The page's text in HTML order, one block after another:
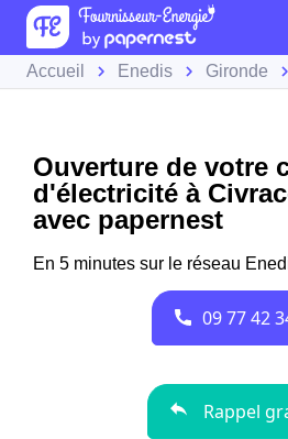
Accueil Enedis Gironde